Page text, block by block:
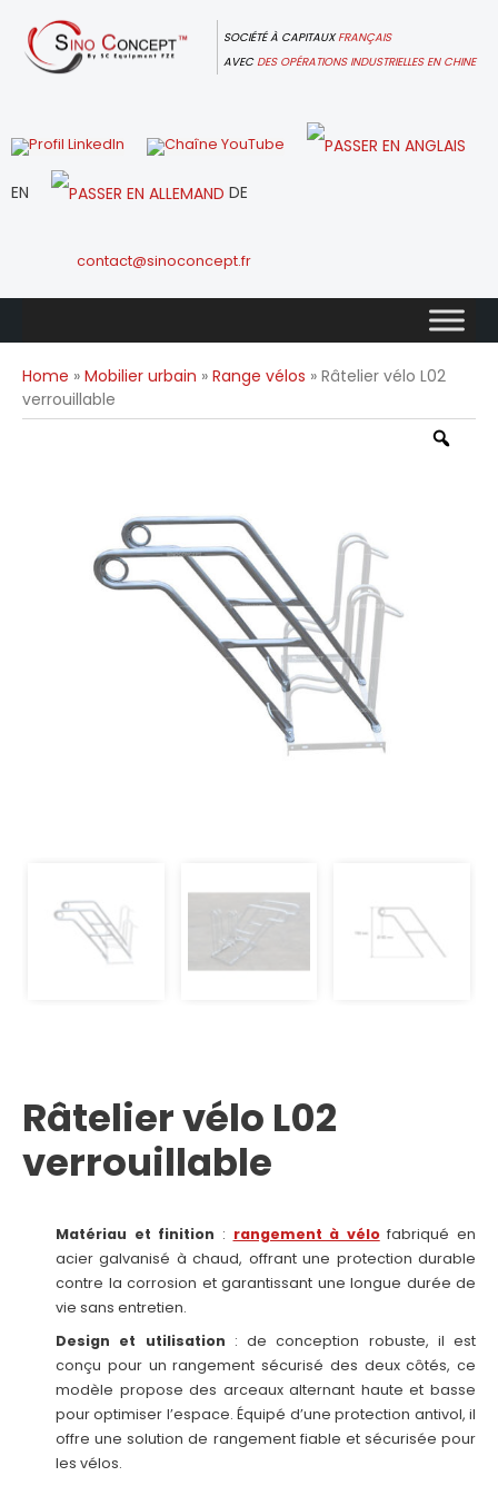
content
SOCIÉTÉ À CAPITAUXFRANÇAIS
AVECDES OPÉRATIONS INDUSTRIELLES EN CHINE
EN DE
contact@sinoconcept.fr
Home » Mobilier urbain » Range vélos » Râtelier vélo L02
verrouillable
Râtelier vélo L02
verrouillable
Matériau et finition : rangement à vélofabriqué en
acier galvanisé à chaud, offrant une protection durable
contre la corrosion et garantissant une longue durée de
vie sans entretien.
Design et utilisation : de conception robuste, il est
conçu pour un rangement sécurisé des deux côtés, ce
modèle propose des arceaux alternant haute et basse
pour optimiser l’espace. Équipé d’une protection antivol, il
offre une solution de rangement fiable et sécurisée pour
les vélos.